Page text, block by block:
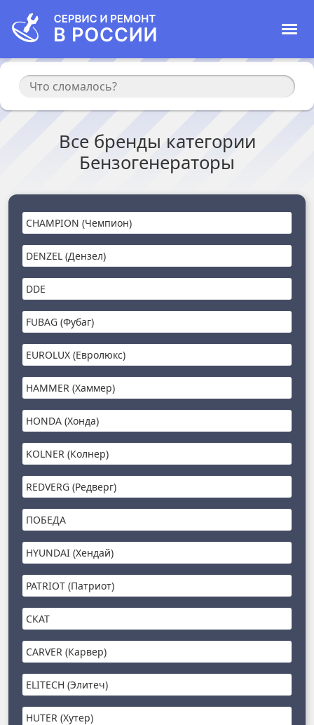
Все бренды категории
Бензогенераторы
CHAMPION (Чемпион)
DENZEL (Дензел)
DDE
FUBAG (Фубаг)
EUROLUX (Евролюкс)
HAMMER (Хаммер)
HONDA (Хонда)
KOLNER (Колнер)
REDVERG (Редверг)
ПОБЕДА
HYUNDAI (Хендай)
PATRIOT (Патриот)
СКАТ
CARVER (Карвер)
ELITECH (Элитеч)
HUTER (Хутер)